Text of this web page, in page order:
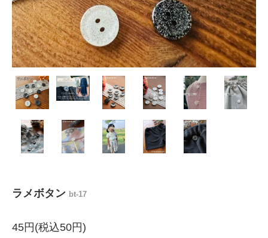
ラメボタン bt-17
45円(税込50円)